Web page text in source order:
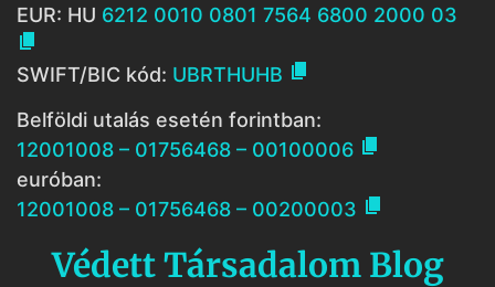
EUR: HU 6212 0010 0801 7564 6800 2000 03

SWIFT/BIC kód: UBRTHUHB 
Belföldi utalás esetén forintban:
12001008 – 01756468 – 00100006 
euróban:
12001008 – 01756468 – 00200003 
Védett Társadalom Blog